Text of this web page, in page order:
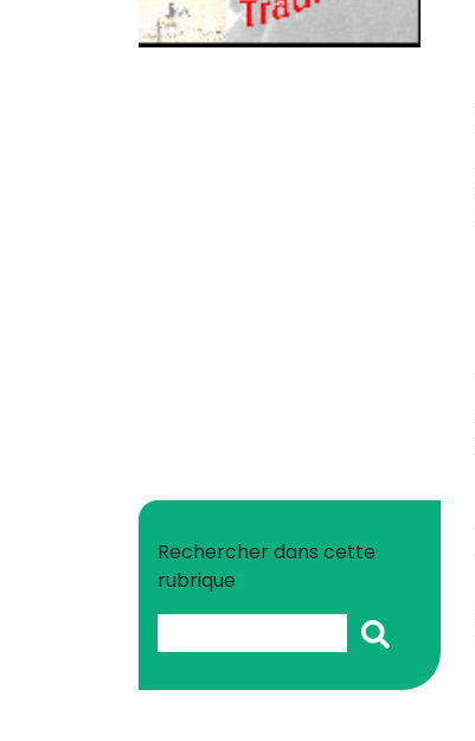
Rechercher dans cette
rubrique